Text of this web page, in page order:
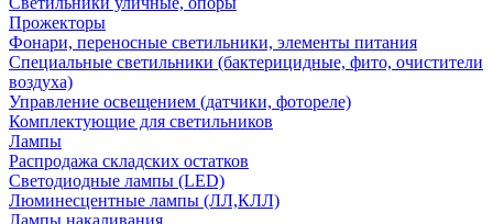
Прожекторы
Фонари, переносные светильники, элементы питания
Специальные светильники (бактерицидные, фито, очистители
воздуха)
Управление освещением (датчики, фотореле)
Комплектующие для светильников
Лампы
Распродажа складских остатков
Светодиодные лампы (LED)
Люминесцентные лампы (ЛЛ,КЛЛ)
Лампы накаливания